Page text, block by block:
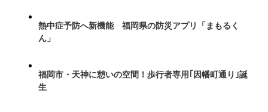
熱中症予防へ新機能 福岡県の防災アプリ「まもるく
ん」
福岡市・天神に憩いの空間！歩行者専用｢因幡町通り｣誕
生